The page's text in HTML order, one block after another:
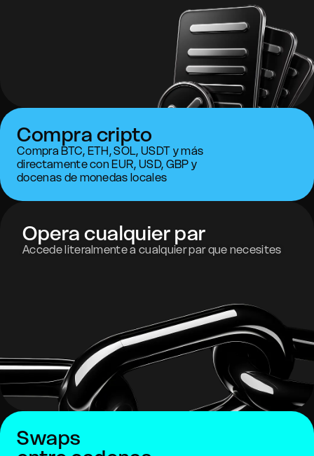
Opera cualquier par
Accede literalmente a cualquier par que necesites
Compra cripto
Compra BTC, ETH, SOL, USDT y más
directamente con EUR, USD, GBP y
docenas de monedas locales
Swaps